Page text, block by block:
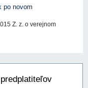
po novom
Z. z. o verejnom